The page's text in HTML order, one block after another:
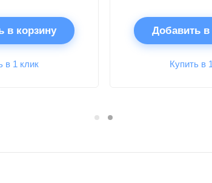
в корзину
в 1 клик
Добавить в
Купить в